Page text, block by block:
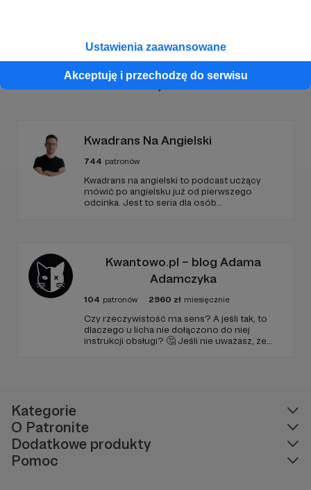
Ustawienia zaawansowane
Akceptuję i przechodzę do serwisu
Promowani autorzy
Kwadrans Na Angielski
744 patronów
Kwadrans na angielski to podcast uczący
mówić po angielsku już od pierwszego
odcinka. Jest to seria dla osób
nowego odcinka co czwartek.
Kwantowo.pl – blog Adama
Adamczyka
104 patronów 2960 zł miesięcznie
Czy rzeczywistość ma sens? A jeśli tak, to
dlaczego u licha nie dołączono do niej
instrukcji obsługi? 🤔 Jeśli nie uważasz, że
Kategorie
O Patronite
Dodatkowe produkty
Pomoc